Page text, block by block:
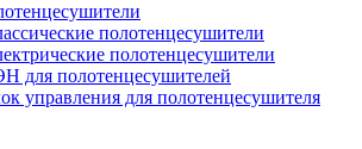
полотенцесушители
полотенцесушители
для полотенцесушителей
управления для полотенцесушителя